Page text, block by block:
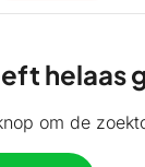
helaas
om de